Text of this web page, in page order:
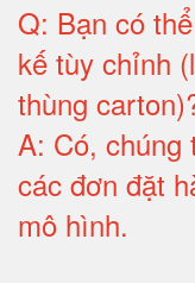
Q: Bạn có
kế tùy chỉnh
thùng carton)
A: Có, chúng
các đơn đặt
mô hình.